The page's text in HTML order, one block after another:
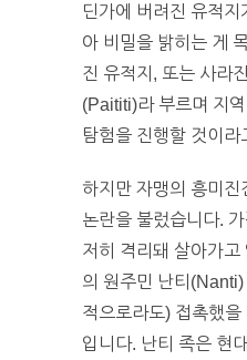
딘가에 버려진 유적
아 비밀을 밝히는 게
진 유적지, 또는 사라
(Paititi)라 부르며 지
탐험을 진행할 것이라
하지만 자맹의 흥미진
논란을 불렀습니다.
저히 격리돼 살아가
의 원주민 난티
적으로라도) 접촉했을
입니다. 난티 족은 현